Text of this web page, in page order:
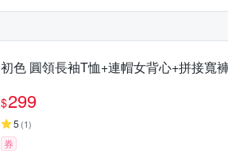
初色 圓領長袖T恤+連帽女背心+拼接寬
$299
5 (1)
券